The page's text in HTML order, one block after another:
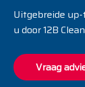
Uitgebreide
u door 12B
Vraag